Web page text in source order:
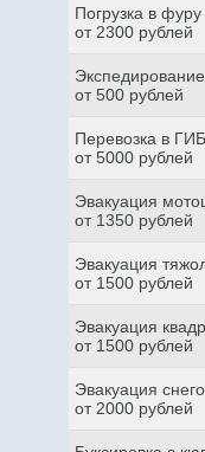
Погрузка в фуру
от 2300 рублей
от 500 рублей
Перевозка в
от 5000 рублей
Эвакуация
от 1350 рублей
Эвакуация
от 1500 рублей
Эвакуация
от 1500 рублей
Эвакуация
от 2000 рублей